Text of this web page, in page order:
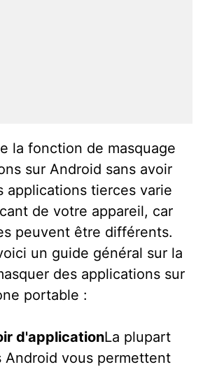
la fonction de masquage
sur Android sans avoir
applications tierces varie
de votre appareil, car
peuvent être différents.
un guide général sur la
des applications sur
portable :
d'applicationLa plupart
Android vous permettent